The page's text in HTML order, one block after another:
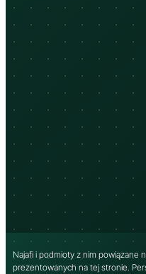
Najafi i podmioty z nim powiązane
prezentowanych na tej stronie.